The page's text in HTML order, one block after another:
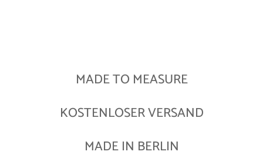
MADE TO MEASURE
KOSTENLOSER VERSAND
MADE IN BERLIN